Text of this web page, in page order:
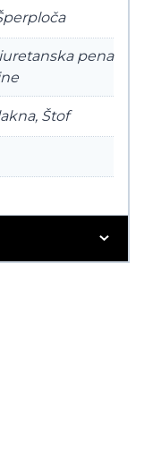
pena
Štof